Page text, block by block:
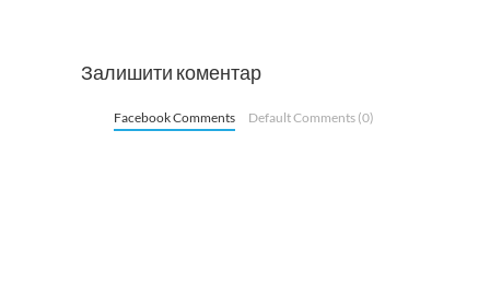
Залишити коментар
Facebook Comments Default Comments (0)